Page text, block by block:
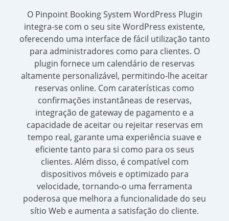
O Pinpoint Booking System WordPress Plugin
integra-se com o seu site WordPress existente,
oferecendo uma interface de fácil utilização tanto
para administradores como para clientes. O
plugin fornece um calendário de reservas
altamente personalizável, permitindo-lhe aceitar
reservas online. Com caraterísticas como
confirmações instantâneas de reservas,
integração de gateway de pagamento e a
capacidade de aceitar ou rejeitar reservas em
tempo real, garante uma experiência suave e
eficiente tanto para si como para os seus
clientes. Além disso, é compatível com
dispositivos móveis e optimizado para
velocidade, tornando-o uma ferramenta
poderosa que melhora a funcionalidade do seu
sítio Web e aumenta a satisfação do cliente.